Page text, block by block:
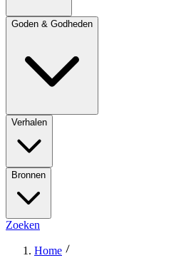
Goden & Godheden
Verhalen
Bronnen
Zoeken
Home